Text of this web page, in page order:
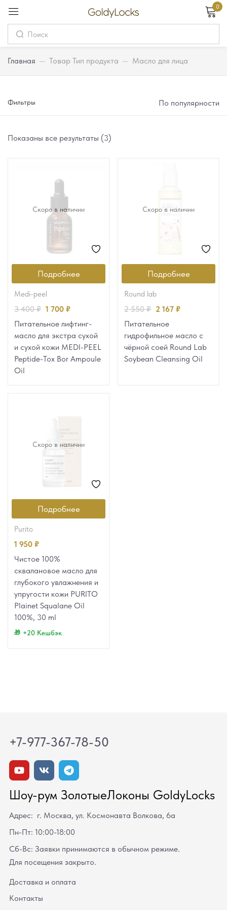
0
Главная — Товар Тип продукта — Масло для лица
Показаны все результаты (3)
Фильтры По популярности
Скоро в наличии
Подробнее
medi-peel
3 400₽ 1 700 ₽
Питательное лифтинг-
масло для экстра сухой
и сухой кожи MEDI-PEEL
Peptide-Tox Bor Ampoule
Oil
Скоро в наличии
Подробнее
round lab
2 550₽ 2 167 ₽
Питательное
гидрофильное масло с
чёрной соей Round Lab
Soybean Cleansing Oil
Скоро в наличии
Подробнее
purito
1 950 ₽
Чистое 100%
сквалановое масло для
глубокого увлажнения и
упругости кожи PURITO
Plainet Squalane Oil
100%, 30 ml
+20 Кешбэк
+7-977-367-78-50
Шоу-рум ЗолотыеЛоконы GoldyLocks
Адрес: г. Москва, ул. Космонавта Волкова, 6а
Пн-Пт: 10:00-18:00
Сб-Вс: Заявки принимаются в обычном режиме.
Для посещения закрыто.
Доставка и оплата
Контакты
Вход
Или войдите через